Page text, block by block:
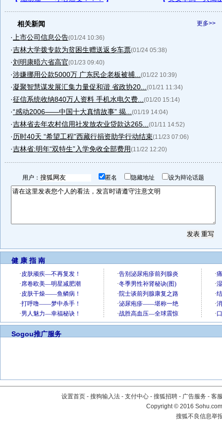
更多>>
相关新闻
· 上市公司信息公告(01/24 10:36)
·吉林大学拨专款为贫困生赠送返乡车票(01/24 05:38)
·刘明康晤六省高官(01/23 09:40)
·涉嫌挪用公款5000万 广东民企老板被捕... (01/22 10:39)
·凝聚智慧谋发展汇集力量促和谐 省政协20... (01/21 11:34)
·征信系统收纳840万人资料 手机水电欠费... (01/20 15:14)
·“感动2006——中国十大真情故事” 揭... (01/19 14:04)
·吉林省去年农村信用社发放农业贷款达265... (01/11 14:52)
· 历时40天 “希望工程”西藏行捐资助学行动结束(11/23 07:06)
·吉林省:明年“双特生”入学免收全部费用(11/22 12:20)
用户： 匿名 隐藏地址 设为辩论话题
健 康 指 南
Sogou推广服务
设置首页 - 搜狗输入法 - 支付中心 - 搜狐招聘 - 广告服务 - 客
Copyright©2016
搜狐不良信息举